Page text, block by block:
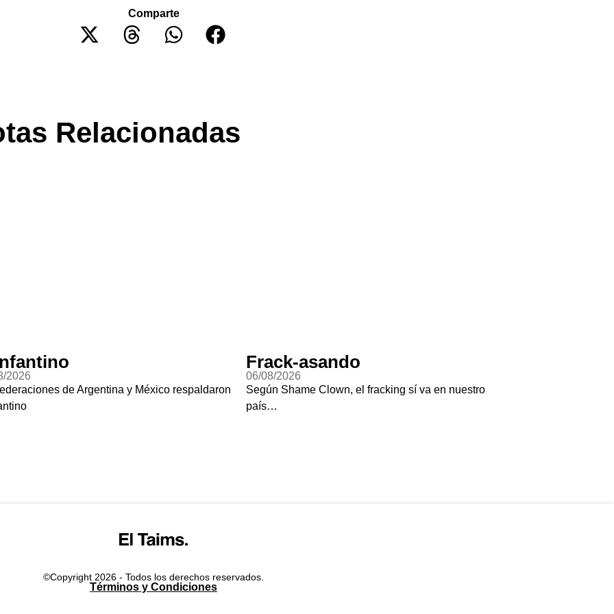
Comparte
Relacionadas
2026
de Argentina y México respaldaron
Frack-asando
06/08/2026
Según Shame Clown, el fracking sí va en nuestro
país…
©Copyright 2026 - Todos los derechos reservados.
Términos y Condiciones